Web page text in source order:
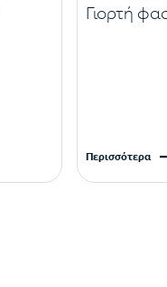
Γιορτή
Περισσότερα